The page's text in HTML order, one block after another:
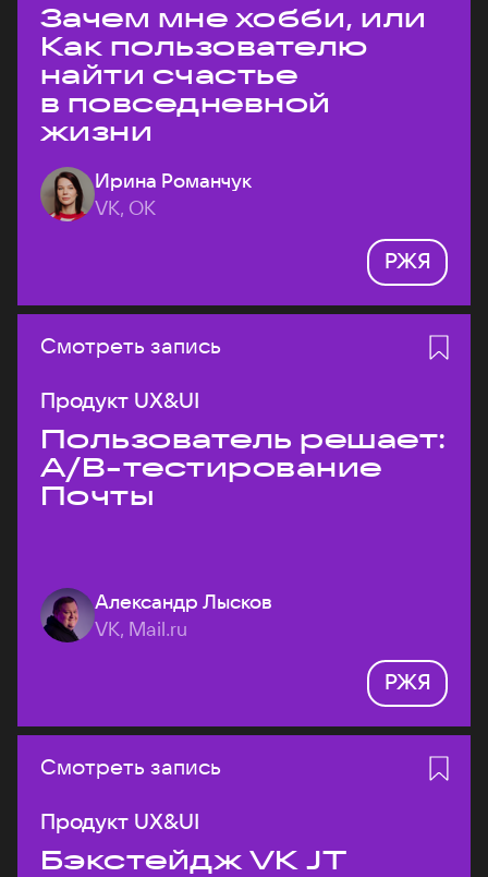
Зачем мне хобби, или
Как пользователю
найти счастье
в повседневной
жизни
Ирина Романчук
VK, ОК
РЖЯ
Смотреть запись
Продукт UX&UI
Пользователь решает:
A/B-тестирование
Почты
Александр Лысков
VK, Mail.ru
РЖЯ
Смотреть запись
Продукт UX&UI
Бэкстейдж VK JT